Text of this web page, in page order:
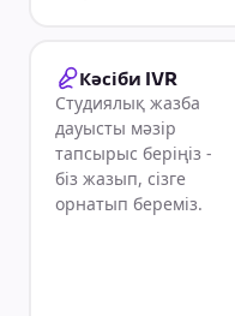
Кәсіби IVR
Студиялық жазба
дауысты мәзір
тапсырыс беріңіз -
біз жазып, сізге
орнатып береміз.